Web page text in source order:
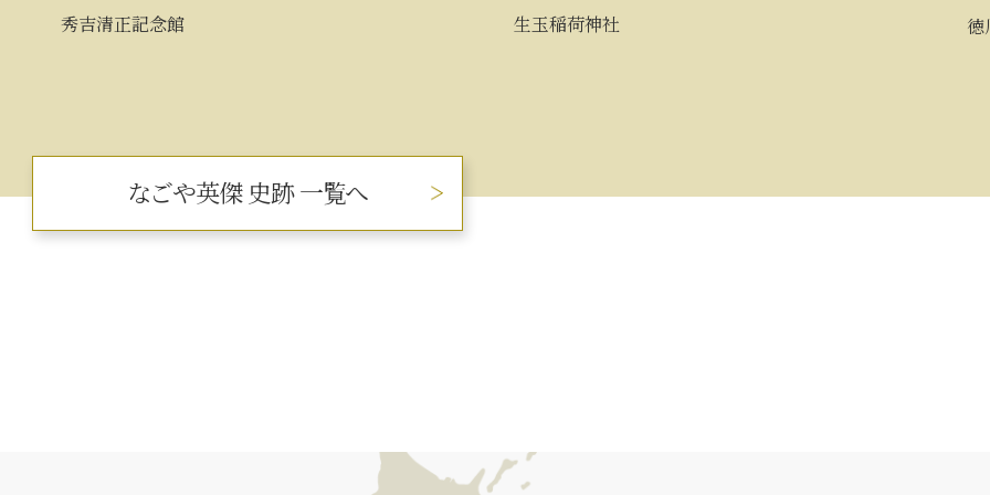
秀吉清正記念館 生玉稲荷神社 徳
なごや英傑 史跡 一覧へ